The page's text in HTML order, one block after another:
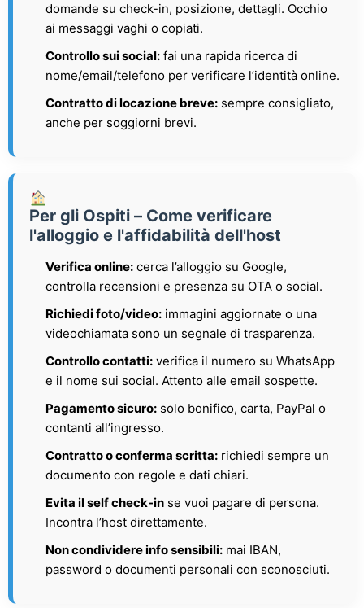
domande su check-in, posizione, dettagli. Occhio
ai messaggi vaghi o copiati.
Controllo sui social: fai una rapida ricerca di
nome/email/telefono per verificare l’identità online.
Contratto di locazione breve: sempre consigliato,
anche per soggiorni brevi.
Per gli Ospiti – Come verificare
l'alloggio e l'affidabilità dell'host
Verifica online: cerca l’alloggio su Google,
controlla recensioni e presenza su OTA o social.
Richiedi foto/video: immagini aggiornate o una
videochiamata sono un segnale di trasparenza.
Controllo contatti: verifica il numero su WhatsApp
e il nome sui social. Attento alle email sospette.
Pagamento sicuro: solo bonifico, carta, PayPal o
contanti all’ingresso.
Contratto o conferma scritta: richiedi sempre un
documento con regole e dati chiari.
Evita il self check-in se vuoi pagare di persona.
Incontra l’host direttamente.
Non condividere info sensibili: mai IBAN,
password o documenti personali con sconosciuti.